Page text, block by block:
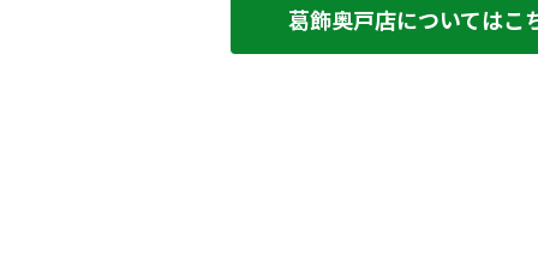
葛飾奥戸店についてはこ